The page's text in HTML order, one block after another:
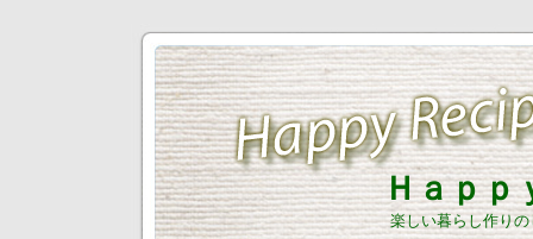
Ｈａｐ
楽しい暮らし作り